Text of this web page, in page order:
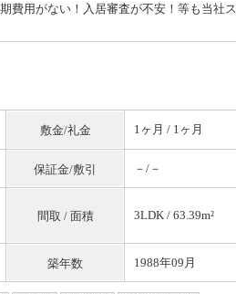
費用がない！入居審査が不安！等も当社ス
敷金/礼金 1ヶ月 / 1ヶ月
保証金/敷引 －/－
間取 / 面積 3LDK / 63.39m²
築年数 1988年09月